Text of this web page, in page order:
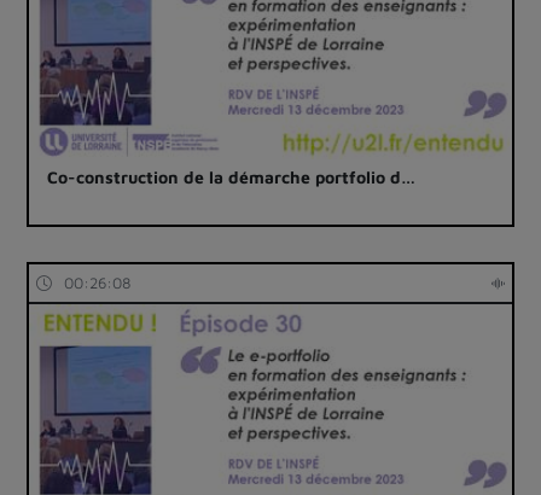
Co-construction de la démarche portfolio d…
00:26:08